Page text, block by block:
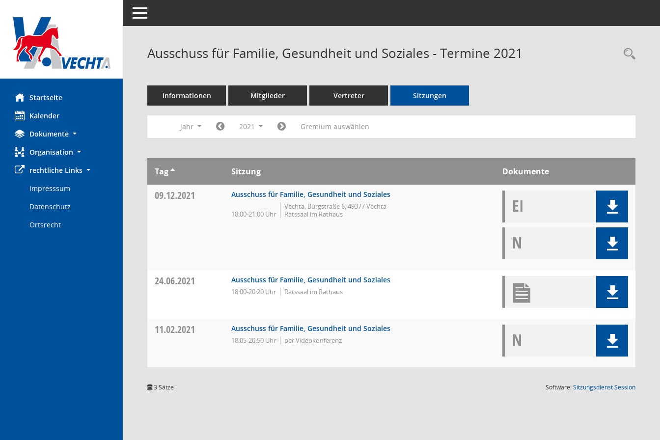
Startseite
Kalender
Dokumente
Organisation
rechtliche Links
Impresssum
Datenschutz
Ortsrecht
Toggle navigation
Ausschuss für Familie, Gesundheit und Soziales - Termine 2021
Informationen Mitglieder Vertreter Sitzungen
Jahr 2021 Gremium auswählen
Tag Sitzung Dokumente
09.12.2021 Ausschuss für Familie, Gesundheit und Soziales
18:00-21:00 Uhr
Vechta, Burgstraße 6, 49377 Vechta
Ratssaal im Rathaus
EI
N
24.06.2021 Ausschuss für Familie, Gesundheit und Soziales
18:00-20:20 Uhr Ratssaal im Rathaus
11.02.2021 Ausschuss für Familie, Gesundheit und Soziales
18:05-20:50 Uhr per Videokonferenz N
3 Sätze Software:SitzungsdienstSession(Wird in